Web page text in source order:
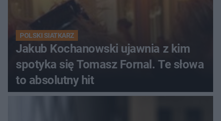
POLSKI SIATKARZ
Jakub Kochanowski ujawnia z kim
spotyka się Tomasz Fornal. Te słowa
to absolutny hit